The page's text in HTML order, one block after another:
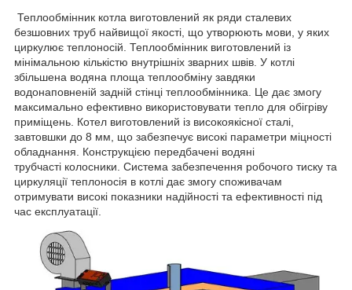
Теплообмінник котла виготовлений як ряди сталевих
безшовних труб найвищої якості, що утворюють мови, у яких
циркулює теплоносій. Теплообмінник виготовлений із
мінімальною кількістю внутрішніх зварних швів. У котлі
збільшена водяна площа теплообміну завдяки
водонаповненій задній стінці теплообмінника. Це дає змогу
максимально ефективно використовувати тепло для обігріву
приміщень. Котел виготовлений із високоякісної сталі,
завтовшки до 8 мм, що забезпечує високі параметри міцності
обладнання. Конструкцією передбачені водяні
трубчасті колосники. Система забезпечення робочого тиску та
циркуляції теплоносія в котлі дає змогу споживачам
отримувати високі показники надійності та ефективності під
час експлуатації.